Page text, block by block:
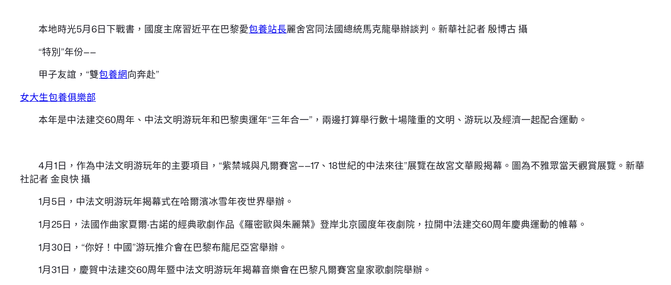
本地時光5月6日下戰書，國度主席習近平在巴黎愛包養站長麗舍宮同法國總統馬克龍舉辦談判。新華社記者 殷博古 攝
“特別”年份——
甲子友誼，“雙包養網向奔赴”
女大生包養俱樂部
本年是中法建交60周年、中法文明游玩年和巴黎奧運年“三年合一”，兩邊打算舉行數十場隆重的文明、游玩以及經濟一起配合運動。
4月1日，作為中法文明游玩年的主要項目，“紫禁城與凡爾賽宮——17、18世紀的中法來往”展覽在故宮文華殿揭幕。圖為不雅眾當天觀賞展覽。新華
社記者 金良快 攝
1月5日，中法文明游玩年揭幕式在哈爾濱冰雪年夜世界舉辦。
1月25日，法國作曲家夏爾·古諾的經典歌劇作品《羅密歐與朱麗葉》登岸北京國度年夜劇院，拉開中法建交60周年慶典運動的帷幕。
1月30日，“你好！中國”游玩推介會在巴黎布龍尼亞宮舉辦。
1月31日，慶賀中法建交60周年暨中法文明游玩年揭幕音樂會在巴黎凡爾賽宮皇家歌劇院舉辦。